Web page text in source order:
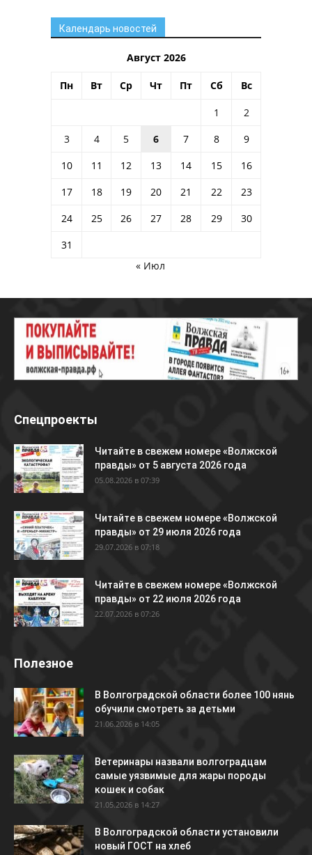
Календарь новостей
Август 2026
Пн Вт Ср Чт Пт Сб Вс
1
2
3
4 5 6 7 8
9
10
11 12 13 14 15
16
17
18 19 20 21 22
23
24
25 26 27 28 29
30
31
« Июл
Спецпроекты
Читайте в свежем номере «Волжской
правды» от 5 августа 2026 года
05.08.2026 в 07:39
Читайте в свежем номере «Волжской
правды» от 29 июля 2026 года
29.07.2026 в 07:18
Читайте в свежем номере «Волжской
правды» от 22 июля 2026 года
22.07.2026 в 07:26
Полезное
В Волгоградской области более 100 нянь
обучили смотреть за детьми
21.06.2026 в 14:05
Ветеринары назвали волгоградцам
самые уязвимые для жары породы
кошек и собак
21.05.2026 в 14:27
В Волгоградской области установили
новый ГОСТ на хлеб